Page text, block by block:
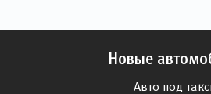
Новые
Авто под